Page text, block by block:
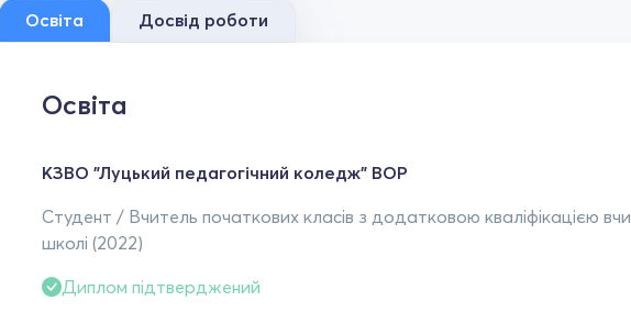
Освіта Досвід роботи
Освіта
КЗВО "Луцький педагогічний коледж" ВОР
Студент / Вчитель початкових класів з додатковою кваліфікацією
школі (2022)
Диплом підтверджений